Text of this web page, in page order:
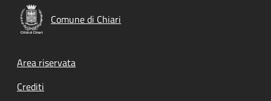
Comune di Chiari
Footer menu
Area riservata
Crediti